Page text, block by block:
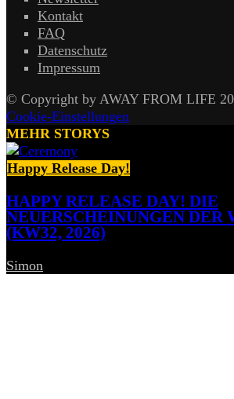
Kontakt
FAQ
Datenschutz
Impressum
© Copyright by AWAY FROM LIFE
Cookie-Einstellungen
MEHR STORYS
Happy Release Day!
HAPPY RELEASE DAY! DIE
NEUERSCHEINUNGEN DER
(KW32, 2026)
Simon